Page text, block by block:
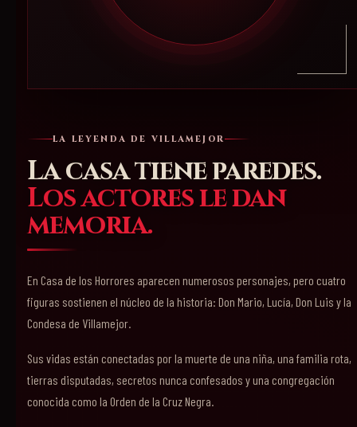
LA LEYENDA DE VILLAMEJOR
La casa tiene paredes.
Los actores le dan
memoria.
En Casa de los Horrores aparecen numerosos personajes, pero cuatro
figuras sostienen el núcleo de la historia: Don Mario, Lucía, Don Luis y la
Condesa de Villamejor.
Sus vidas están conectadas por la muerte de una niña, una familia rota,
tierras disputadas, secretos nunca confesados y una congregación
conocida como la Orden de la Cruz Negra.